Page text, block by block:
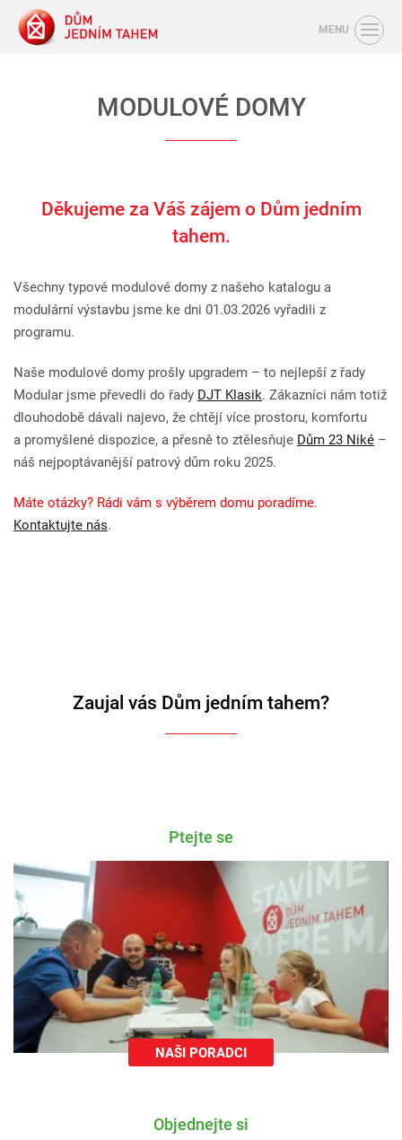
MENU
MODULOVÉ DOMY
Děkujeme za Váš zájem o Dům jedním
tahem.
Všechny typové modulové domy z našeho katalogu a
modulární výstavbu jsme ke dni 01.03.2026 vyřadili z
programu.
Naše modulové domy prošly upgradem – to nejlepší z řady
Modular jsme převedli do řady DJT Klasik. Zákazníci nám totiž
dlouhodobě dávali najevo, že chtějí více prostoru, komfortu
a promyšlené dispozice, a přesně to ztělesňuje Dům 23 Niké –
náš nejpoptávanější patrový dům roku 2025.
Máte otázky? Rádi vám s výběrem domu poradíme.
Kontaktujte nás.
Zaujal vás Dům jedním tahem?
Ptejte se
NAŠI PORADCI
Objednejte si